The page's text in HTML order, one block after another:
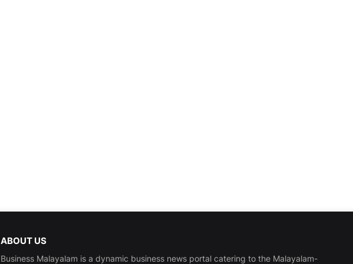
ABOUT US
Business Malayalam is a dynamic business news portal catering to the Malayalam-